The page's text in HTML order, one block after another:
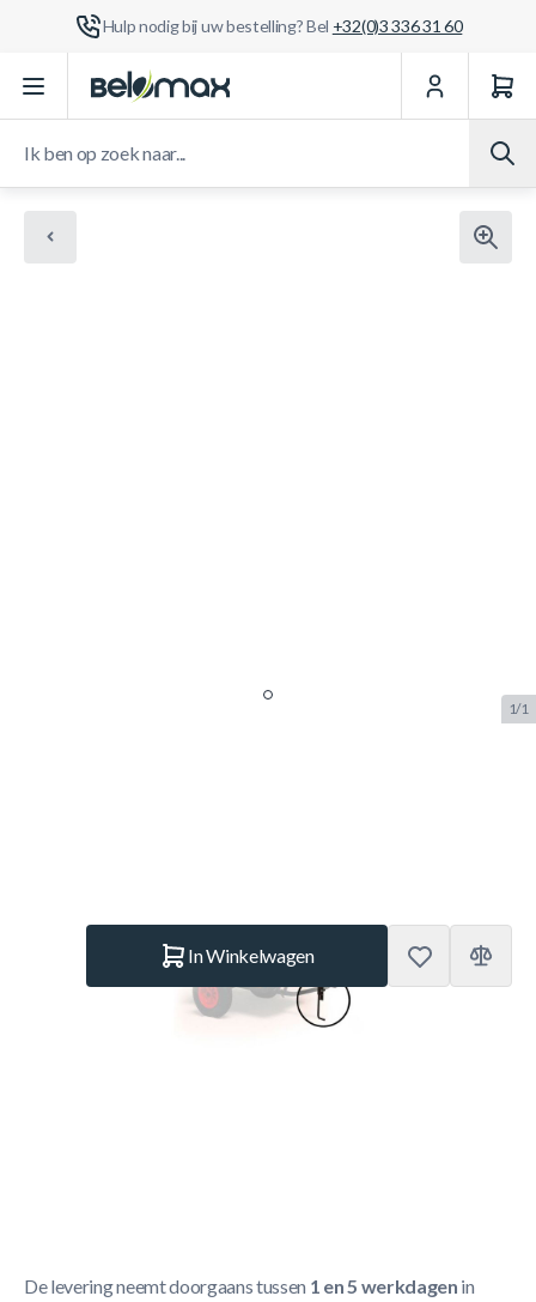
Hulp nodig bij uw bestelling? Bel +32(0)3 336 31 60
Ga naar de inhoud
1/1
In Winkelwagen
De levering neemt doorgaans tussen 1 en 5 werkdagen in